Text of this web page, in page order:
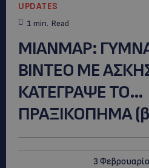
UPDATES
1 min. Read
ΜΙΑΝΜΑΡ:
ΒΙΝΤΕΟ ΜΕ
ΚΑΤΕΓΡΑΨΕ ΤΟ…
ΠΡΑΞΙΚΟΠΗΜΑ
3